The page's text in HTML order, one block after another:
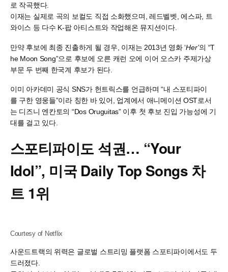
로 작곡했다.
이재는 실제로 곡의 보컬도 직접 소화했으며, 레드벨벳, 에스파, 트
와이스 등 다수 K-팝 아티스트와 작업해온 뮤지션이다.
만약 후보에 최종 진출하게 될 경우, 이재는 2013년 영화 ‘Her’의 “T
he Moon Song”으로 후보에 오른 캐런 오에 이어 오스카 주제가상
부문 두 번째 한국계 후보가 된다.
이미 아카데미 공식 SNS가 헌트릭스를 언급하며 “내 스포티파이
를 구한 영웅들”이라 칭한 바 있어, 업계에서 애니메이션 OST로서
는 디즈니 엔칸토의 “Dos Oruguitas” 이후 첫 후보 진입 가능성에 기
대를 걸고 있다.
스포티파이도 석권… “Your
Idol”, 미국Daily Top Songs차
트 1위
Courtesy of Netflix
사운드트랙의 위력은 글로벌 스트리밍 플랫폼 스포티파이에서도 두
드러졌다.